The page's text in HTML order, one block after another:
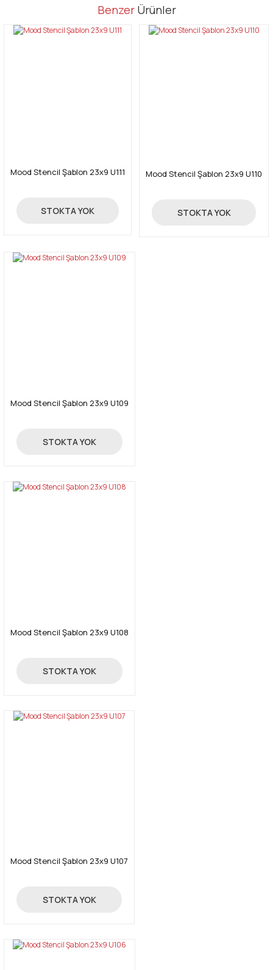
Bu ürüne ilk yorumu siz yapın!
Bu ürünün fiyat bilgisi, resim, ürün açıklamalarında ve diğer
tarafımıza iletebilirsiniz.
Benzer Ürünler
Mood Stencil Şablon 23x9 U111
24,00 TL
STOKTA YOK
Mood Stencil Şablon 23x9 U110
24,00 TL
STOKTA YOK
Mood Stencil Şablon 23x9 U109
24,00 TL
STOKTA YOK
Mood Stencil Şablon 23x9 U108
24,00 TL
STOKTA YOK
Mood Stencil Şablon 23x9 U107
24,00 TL
STOKTA YOK